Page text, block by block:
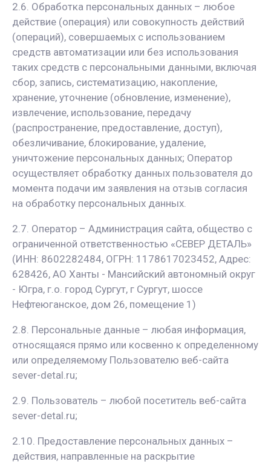
2.6. Обработка персональных данных – любое
действие (операция) или совокупность действий
(операций), совершаемых с использованием
средств автоматизации или без использования
таких средств с персональными данными, включая
сбор, запись, систематизацию, накопление,
хранение, уточнение (обновление, изменение),
извлечение, использование, передачу
(распространение, предоставление, доступ),
обезличивание, блокирование, удаление,
уничтожение персональных данных; Оператор
осуществляет обработку данных пользователя до
момента подачи им заявления на отзыв согласия
на обработку персональных данных.
2.7. Оператор – Администрация сайта, общество с
ограниченной ответственностью «СЕВЕР ДЕТАЛЬ»
(ИНН: 8602282484, ОГРН: 1178617023452, Адрес:
628426, АО Ханты - Мансийский автономный округ
- Югра, г.о. город Сургут, г Сургут, шоссе
Нефтеюганское, дом 26, помещение 1)
2.8. Персональные данные – любая информация,
относящаяся прямо или косвенно к определенному
или определяемому Пользователю веб-сайта
sever-detal.ru;
2.9. Пользователь – любой посетитель веб-сайта
sever-detal.ru;
2.10. Предоставление персональных данных –
действия, направленные на раскрытие